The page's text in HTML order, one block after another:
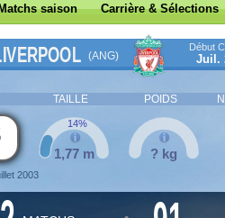
saison Carrière & Sélections
(ANG)
Début
Juil.
TAILLE POIDS
2003
1,77 m
14%
? kg